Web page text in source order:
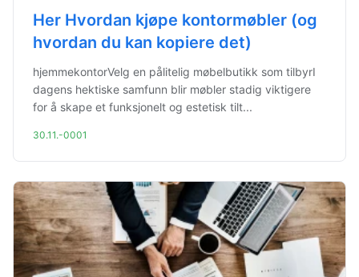
Her Hvordan kjøpe kontormøbler (og
hvordan du kan kopiere det)
hjemmekontorVelg en pålitelig møbelbutikk som tilbyrI
dagens hektiske samfunn blir møbler stadig viktigere
for å skape et funksjonelt og estetisk tilt...
30.11.-0001